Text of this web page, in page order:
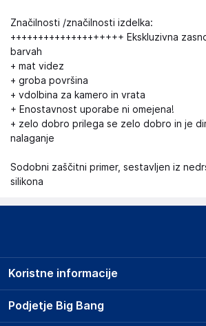
Značilnosti /značilnosti izdelka:
++++++++++++++++++++ Ekskluzivna
barvah
+ mat videz
+ groba površina
+ vdolbina za kamero in vrata
+ Enostavnost uporabe ni omejena!
+ zelo dobro prilega se zelo dobro in je
nalaganje
Sodobni zaščitni primer, sestavljen iz
silikona
Podjetje Big Bang
Koristne informacije
Prodajna mesta